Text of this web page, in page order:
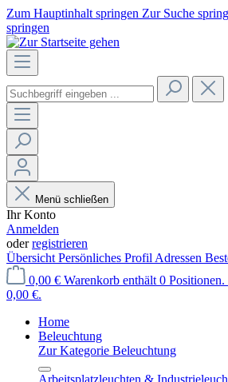
Zum Hauptinhalt springen Zur Suche
springen
Menü schließen
Ihr Konto
Anmelden
oderregistrieren
Übersicht Persönliches Profil Adressen
0,00 € Warenkorb enthält 0
0,00 €.
Home
Beleuchtung
Zur Kategorie Beleuchtung
Arbeitsplatzleuchten &